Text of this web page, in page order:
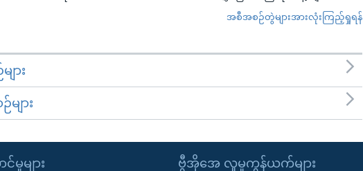
အစီအစဉ်တွဲများအားလုံးကြည့်ရှုရန်
ား
ျား
ဗွီအိုအေ လူမှုကွန်ယက်များ
မှုများ